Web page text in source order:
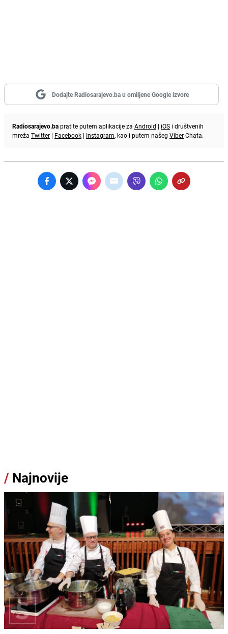
Dodajte Radiosarajevo.ba u omiljene Google izvore
Radiosarajevo.bapratite putem aplikacije za Android | iOS i društvenih
mreža Twitter | Facebook | Instagram, kao i putem našeg ViberChata.
/ Najnovije